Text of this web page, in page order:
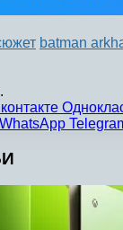
batman
WhatsApp